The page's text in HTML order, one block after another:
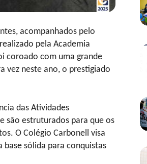
acompanhados pelo
pela Academia
coroado com uma grande
vez neste ano, o prestigiado
das Atividades
são estruturados para que os
O Colégio Carbonell visa
sólida para conquistas